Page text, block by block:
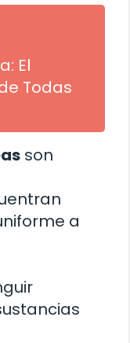
El
Todas
son
a